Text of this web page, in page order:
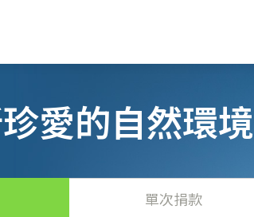
愛的自然環境
單次捐款